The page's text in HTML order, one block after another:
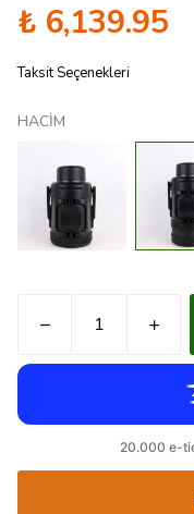
₺ 6,139.95
Taksit Seçenekleri
HACİM